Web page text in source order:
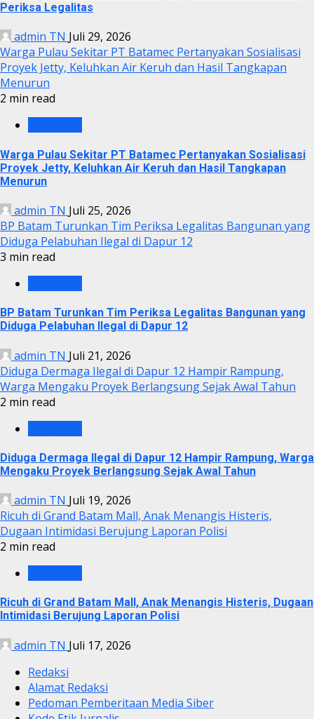
Periksa Legalitas
admin TN Juli 29, 2026
Warga Pulau Sekitar PT Batamec Pertanyakan Sosialisasi
Proyek Jetty, Keluhkan Air Keruh dan Hasil Tangkapan
Menurun
2 min read
Warga Pulau Sekitar PT Batamec Pertanyakan Sosialisasi
Proyek Jetty, Keluhkan Air Keruh dan Hasil Tangkapan
Menurun
admin TN Juli 25, 2026
BP Batam Turunkan Tim Periksa Legalitas Bangunan yang
Diduga Pelabuhan Ilegal di Dapur 12
3 min read
BP Batam Turunkan Tim Periksa Legalitas Bangunan yang
Diduga Pelabuhan Ilegal di Dapur 12
admin TN Juli 21, 2026
Diduga Dermaga Ilegal di Dapur 12 Hampir Rampung,
Warga Mengaku Proyek Berlangsung Sejak Awal Tahun
2 min read
Diduga Dermaga Ilegal di Dapur 12 Hampir Rampung, Warga
Mengaku Proyek Berlangsung Sejak Awal Tahun
admin TN Juli 19, 2026
Ricuh di Grand Batam Mall, Anak Menangis Histeris,
Dugaan Intimidasi Berujung Laporan Polisi
2 min read
Ricuh di Grand Batam Mall, Anak Menangis Histeris, Dugaan
Intimidasi Berujung Laporan Polisi
admin TN Juli 17, 2026
Redaksi
Alamat Redaksi
Pedoman Pemberitaan Media Siber